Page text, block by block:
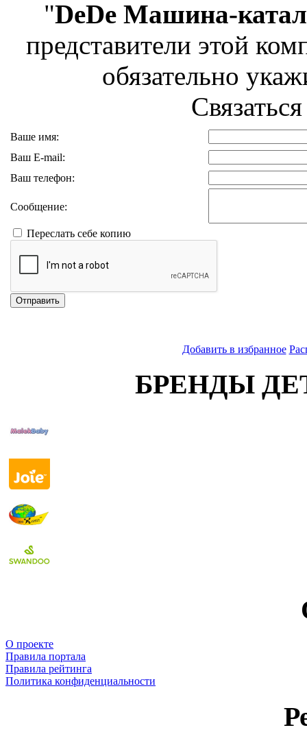
"DeDe Машина-
представители этой
обязательно
Ваше имя:
Ваш E-mail:
Ваш телефон:
Сообщение:
Переслать себе копию
Отправить
Добавить в избранное
БРЕНДЫ
О проекте
Правила портала
Правила рейтинга
Политика конфиденциальности